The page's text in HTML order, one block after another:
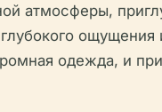
атмосферы,
ощущения
одежда, и